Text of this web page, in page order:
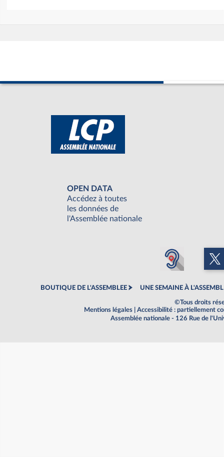
OPEN DATA
Accédez à toutes
les données de
l'Assemblée nationale
BOUTIQUE DE L'ASSEMBLEE UNE SEMAINE À
©Tous droits
Mentions légales
Accessibilité : partiellement
Assemblée nationale - 126 Rue de